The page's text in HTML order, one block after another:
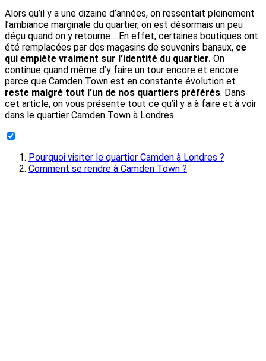
Alors qu’il y a une dizaine d’années, on ressentait pleinement
l’ambiance marginale du quartier, on est désormais un peu
déçu quand on y retourne… En effet, certaines boutiques ont
été remplacées par des magasins de souvenirs banaux, ce
qui empiète vraiment sur l’identité du quartier. On
continue quand même d’y faire un tour encore et encore
parce que Camden Town est en constante évolution et
reste malgré tout l’un de nos quartiers préférés. Dans
cet article, on vous présente tout ce qu’il y a à faire et à voir
dans le quartier Camden Town à Londres.
Pourquoi visiter le quartier Camden à Londres ?
Comment se rendre à Camden Town ?